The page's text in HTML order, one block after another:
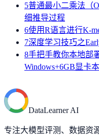
5普通最小二乘法（
细推导过程
6使用R语言进行K-
7深度学习技巧之
8手把手教你本地部
Windows+6GB显卡
DataLearner AI
专注大模型评测、数据资